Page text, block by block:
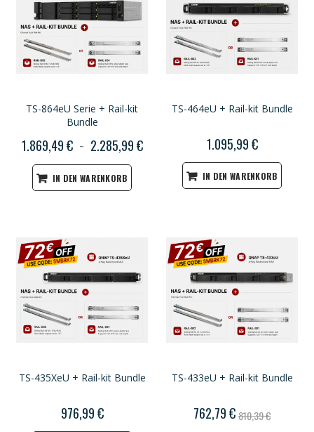
TS-864eU Serie + Rail-kit
Bundle
1.869,49 € 2.285,99 €
IN DEN WARENKORB
TS-464eU + Rail-kit Bundle
1.095,99 €
IN DEN WARENKORB
TS-435XeU + Rail-kit Bundle
976,99 €
TS-433eU + Rail-kit Bundle
762,79 €810,39 €